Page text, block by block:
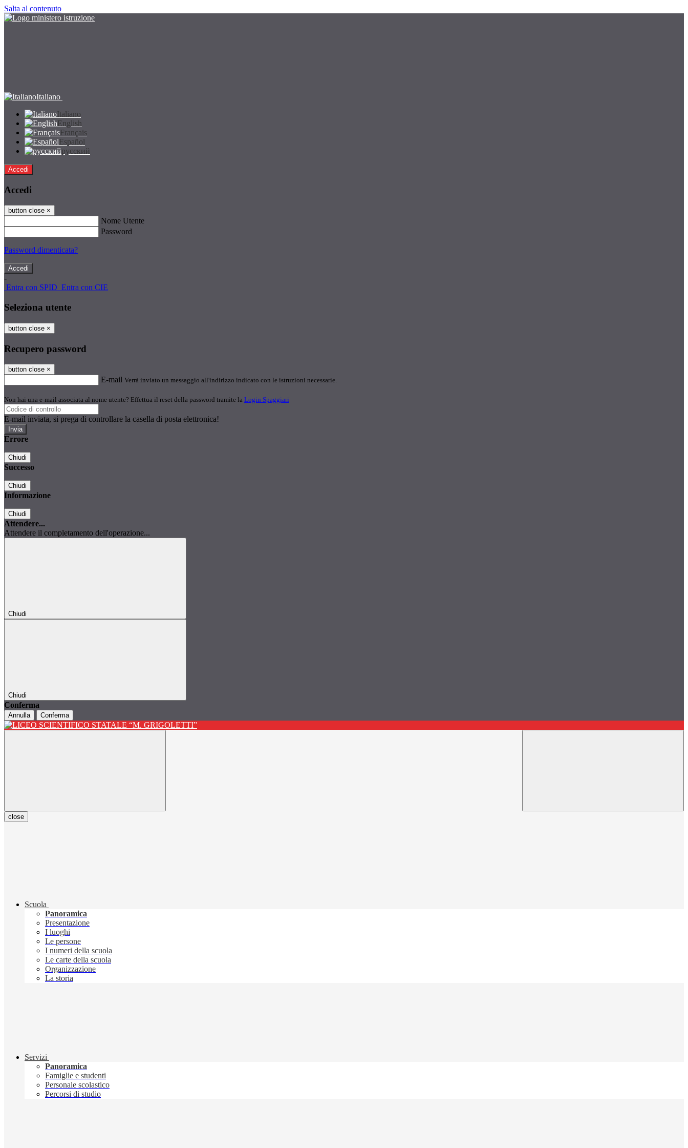
Salta al contenuto
Italiano
Italiano
English
Français
Español
русский
Accedi
Accedi
button close ×
Nome Utente
Password
Password dimenticata?
-
Entra con SPID Entra con CIE
Seleziona utente
button close ×
Recupero password
button close ×
E-mail Verrà inviato un messaggio all'indirizzo indicato con le istruzioni necessarie.
Non hai una e-mail associata al nome utente? Effettua il reset della password tramite la Login Spaggiari
E-mail inviata, si prega di controllare la casella di posta elettronica!
Errore
Chiudi
Successo
Chiudi
Informazione
Chiudi
Attendere...
Attendere il completamento dell'operazione...
Chiudi
Chiudi
Conferma
Annulla Conferma
close
Scuola
Panoramica
Presentazione
I luoghi
Le persone
I numeri della scuola
Le carte della scuola
Organizzazione
La storia
Servizi
Panoramica
Famiglie e studenti
Personale scolastico
Percorsi di studio